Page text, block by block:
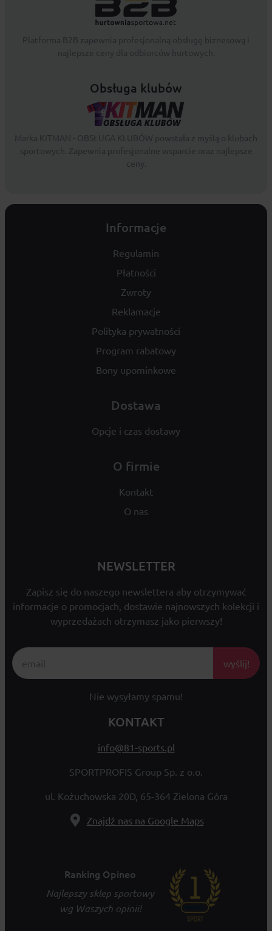
Obsługa klubów
Informacje
Regulamin
Płatności
Zwroty
Reklamacje
Polityka prywatności
Program rabatowy
Bony upominkowe
Dostawa
Opcje i czas dostawy
O firmie
Kontakt
O nas
NEWSLETTER
Zapisz się do naszego newslettera aby otrzymywać
informacje o promocjach, dostawie najnowszych kolekcji i
wyprzedażach otrzymasz jako pierwszy!
wyślij!
Nie wysyłamy spamu!
KONTAKT
info@81-sports.pl
SPORTPROFIS Group Sp. z o.o.
ul. Kożuchowska 20D, 65-364 Zielona Góra
Znajdź nas na Google Maps
Ranking Opineo
Najlepszy sklep sportowy
wg Waszych opinii!